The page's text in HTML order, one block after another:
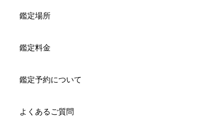
鑑定場所
鑑定料金
鑑定予約について
よくあるご質問